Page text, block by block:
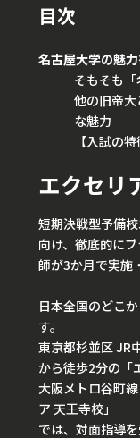
目次
名古屋大学の魅
そもそも
他の旧帝
な魅力
【入試の
エクセリ
短期決戦型予備
向け、徹底的に
師が3か月で実施
日本全国のどこ
す。
東京都杉並区 JR
から徒歩2分の「
大阪メトロ谷町
ア 天王寺校」
では、対面指導